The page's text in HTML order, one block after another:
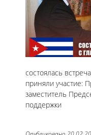
состоялась
приняли участие:
заместитель
поддержки